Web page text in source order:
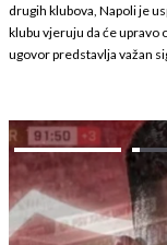
drugih klubova, Napoli je
klubu vjeruju da će upravo
ugovor predstavlja važan